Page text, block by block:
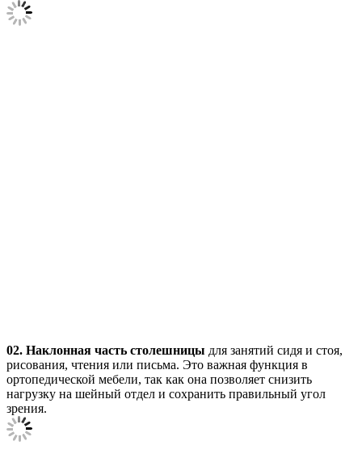
02. Наклонная часть столешницы для занятий сидя и стоя,
рисования, чтения или письма. Это важная функция в
ортопедической мебели, так как она позволяет снизить
нагрузку на шейный отдел и сохранить правильный угол
зрения.